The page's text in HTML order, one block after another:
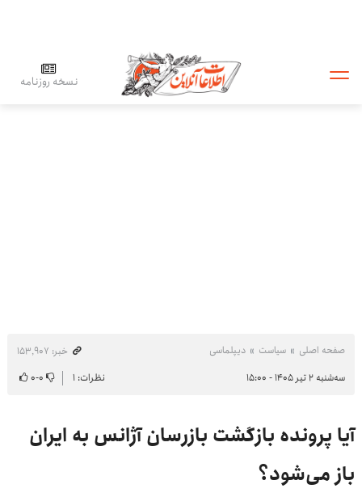
نسخه روزنامه
صفحه اصلی سیاست دیپلماسی
خبر: ۱۵۳٬۹۰۷
سه‌شنبه ۲ تیر ۱۴۰۵ - ۱۵:۰۰
نظرات: ۱ ۰-۰
آیا پرونده بازگشت بازرسان آژانس به ایران
باز می‌شود؟